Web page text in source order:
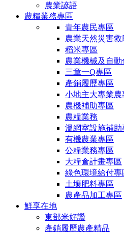
農業諺語
農糧業務專區
青年農民專區
農業天然災害救
稻米專區
農業機械及自動
三章一Q專區
產銷履歷專區
小地主大專業農
農機補助專區
農糧業務
溫網室設施補助
有機農業專區
公糧業務專區
大糧倉計畫專區
綠色環境給付專
土壤肥料專區
農產品加工專區
鮮享在地
東部米好讚
產銷履歷農產精品